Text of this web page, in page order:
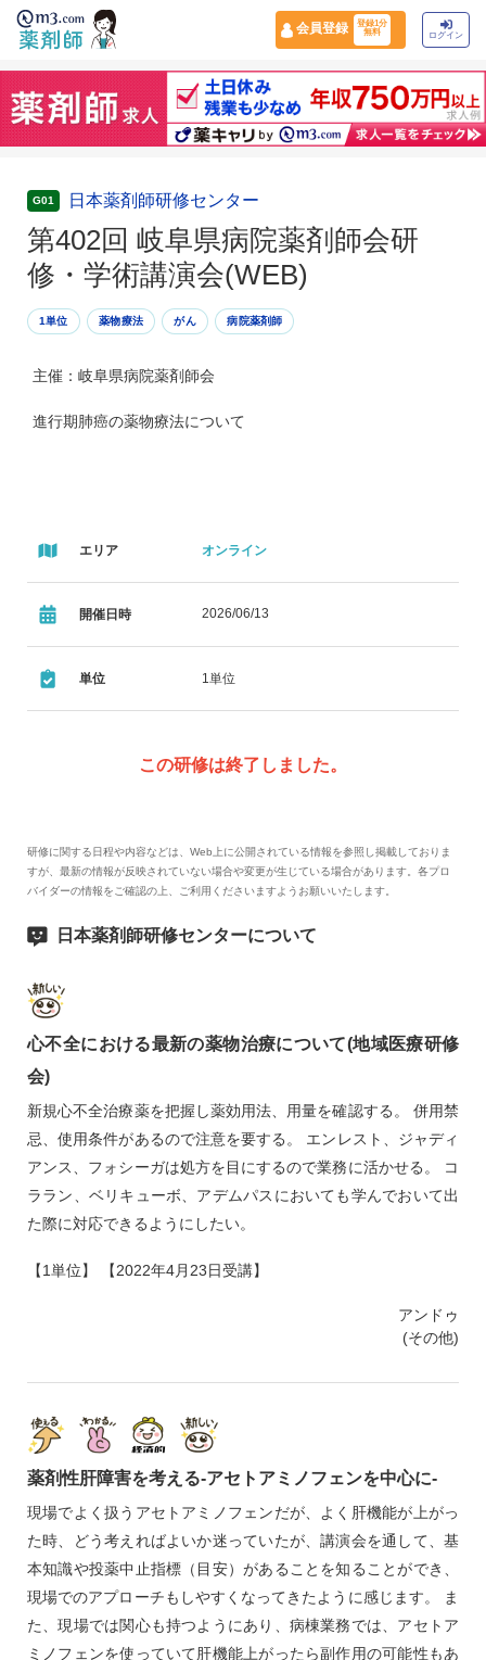
会員登録
登録1分
無料
ログイン
G01 日本薬剤師研修センター
第402回 岐阜県病院薬剤師会研
修・学術講演会(WEB)
1単位 薬物療法 がん 病院薬剤師
主催：岐阜県病院薬剤師会
進行期肺癌の薬物療法について
エリア オンライン
開催日時 2026/06/13
単位 1単位
この研修は終了しました。
研修に関する日程や内容などは、Web上に公開されている情報を参照し掲載しておりま
すが、最新の情報が反映されていない場合や変更が生じている場合があります。各プロ
バイダーの情報をご確認の上、ご利用くださいますようお願いいたします。
日本薬剤師研修センターについて
心不全における最新の薬物治療について(地域医療研修
会)
新規心不全治療薬を把握し薬効用法、用量を確認する。 併用禁
忌、使用条件があるので注意を要する。 エンレスト、ジャディ
アンス、フォシーガは処方を目にするので業務に活かせる。 コ
ララン、ベリキューボ、アデムパスにおいても学んでおいて出
た際に対応できるようにしたい。
【1単位】 【2022年4月23日受講】
アンドゥ
(その他)
薬剤性肝障害を考える‐アセトアミノフェンを中心に‐
現場でよく扱うアセトアミノフェンだが、よく肝機能が上がっ
た時、どう考えればよいか迷っていたが、講演会を通して、基
本知識や投薬中止指標（目安）があることを知ることができ、
現場でのアプローチもしやすくなってきたように感じます。 ま
た、現場では関心も持つようにあり、病棟業務では、アセトア
ミノフェンを使っていて肝機能上がったら副作用の可能性もあ